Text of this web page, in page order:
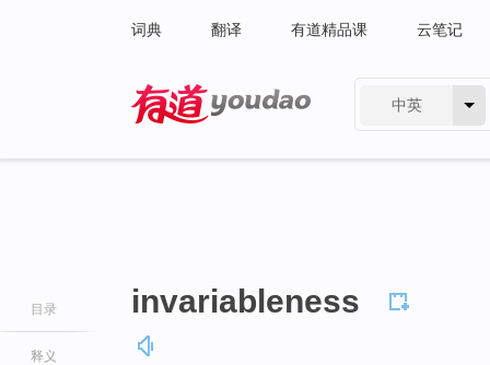
词典 翻译 有道精品课 云笔记
中英
目录
释义
invariableness